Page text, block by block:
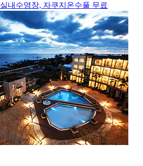
내수영장, 자쿠지온수풀 무료